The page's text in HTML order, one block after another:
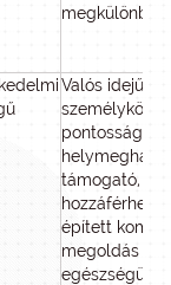
Valós idejű
pontosságú
támogató,
hozzáférhető
épített
megoldás